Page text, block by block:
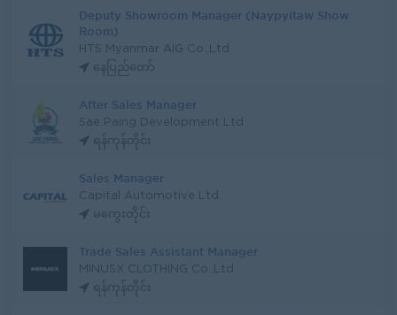
Deputy Showroom Manager (Naypyitaw Show
Room)
HTS Myanmar AIG Co.,Ltd
နေပြည်တော်
After Sales Manager
Sae Paing Development Ltd
ရန်ကုန်တိုင်း
Sales Manager
Capital Automotive Ltd.
မကွေးတိုင်း
Trade Sales Assistant Manager
MINUSX CLOTHING Co.,Ltd
ရန်ကုန်တိုင်း